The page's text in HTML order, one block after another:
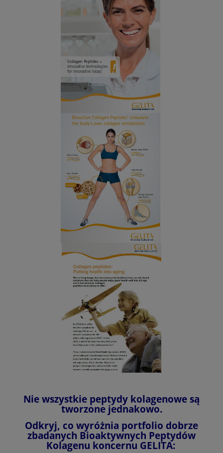
Nie wszystkie peptydy kolagenowe są
tworzone jednakowo.
Odkryj, co wyróżnia portfolio dobrze
zbadanych Bioaktywnych Peptydów
Kolagenu koncernu GELITA: